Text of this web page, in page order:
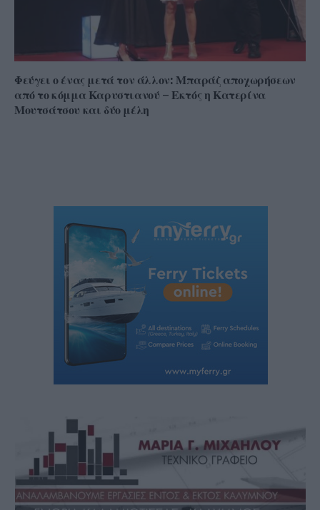
Φεύγει ο ένας μετά τον άλλον: Μπαράζ αποχωρήσεων
από το κόμμα Καρυστιανού – Εκτός η Κατερίνα
Μουτσάτσου και δύο μέλη